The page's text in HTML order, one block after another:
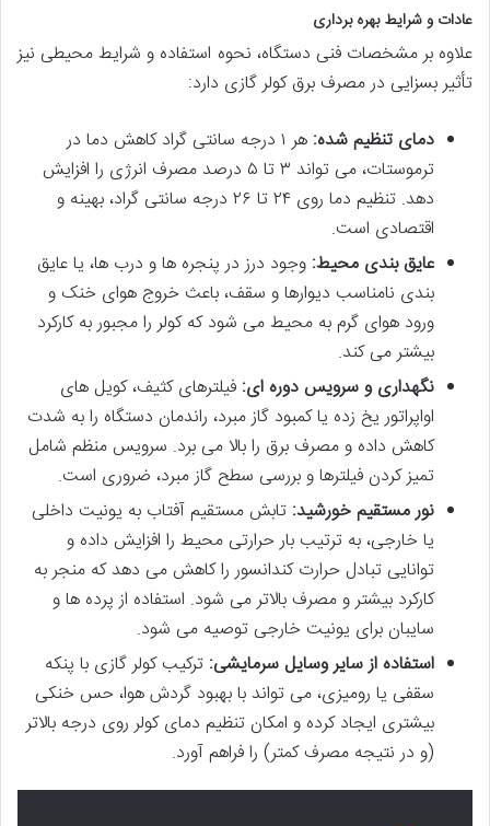
عادات و شرایط بهره برداری
علاوه بر مشخصات فنی دستگاه، نحوه استفاده و شرایط محیطی نیز
تأثیر بسزایی در مصرف برق کولر گازی دارد:
دمای تنظیم شده:
هر ۱ درجه سانتی گراد کاهش دما در
ترموستات، می تواند ۳ تا ۵ درصد مصرف انرژی را افزایش
دهد. تنظیم دما روی ۲۴ تا ۲۶ درجه سانتی گراد، بهینه و
اقتصادی است.
عایق بندی محیط: وجود درز در پنجره ها و درب ها، یا عایق
بندی نامناسب دیوارها و سقف، باعث خروج هوای خنک و
ورود هوای گرم به محیط می شود که کولر را مجبور به کارکرد
بیشتر می کند.
نگهداری و سرویس دوره ای: فیلترهای کثیف، کویل های
اواپراتور یخ زده یا کمبود گاز مبرد، راندمان دستگاه را به شدت
کاهش داده و مصرف برق را بالا می برد. سرویس منظم شامل
تمیز کردن فیلترها و بررسی سطح گاز مبرد، ضروری است.
نور مستقیم خورشید: تابش مستقیم آفتاب به یونیت داخلی
یا خارجی، به ترتیب بار حرارتی محیط را افزایش داده و
توانایی تبادل حرارت کندانسور را کاهش می دهد که منجر به
کارکرد بیشتر و مصرف بالاتر می شود. استفاده از پرده ها و
سایبان برای یونیت خارجی توصیه می شود.
استفاده از سایر وسایل سرمایشی: ترکیب کولر گازی با پنکه
سقفی یا رومیزی، می تواند با بهبود گردش هوا، حس خنکی
بیشتری ایجاد کرده و امکان تنظیم دمای کولر روی درجه بالاتر
(و در نتیجه مصرف کمتر) را فراهم آورد.